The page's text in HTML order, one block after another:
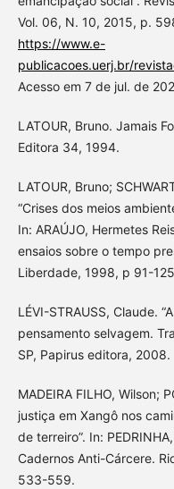
Vol. 06, N. 10, 2015, p.
https://www.e-
publicacoes.uerj.br/
Acesso em 7 de jul. de
LATOUR, Bruno. Jamais
Editora 34, 1994.
LATOUR, Bruno;
“Crises dos meios
In: ARAÚJO, Hermetes
ensaios sobre o tempo
Liberdade, 1998, p 91-
LÉVI-STRAUSS, Claude.
pensamento selvagem.
SP, Papirus editora, 2008.
MADEIRA FILHO, Wilson;
justiça em Xangô nos
de terreiro”. In:
Cadernos Anti-Cárcere.
533-559.